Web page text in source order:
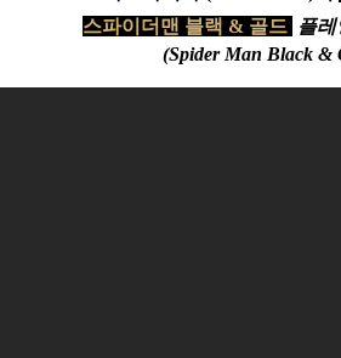
스파이더맨 블랙 & 골드
플
(Spider Man Black &